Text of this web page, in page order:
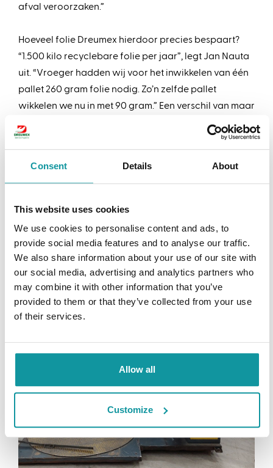
Consent Details About
This website uses cookies
We use cookies to personalise content and ads, to
provide social media features and to analyse our traffic.
We also share information about your use of our site with
our social media, advertising and analytics partners who
may combine it with other information that you’ve
provided to them or that they’ve collected from your use
of their services.
Allow all
Customize
afval veroorzaken.”
Hoeveel folie Dreumex hierdoor precies bespaart?
“1.500 kilo recyclebare folie per jaar”, legt Jan Nauta
uit. “Vroeger hadden wij voor het inwikkelen van één
pallet 260 gram folie nodig. Zo’n zelfde pallet
wikkelen we nu in met 90 gram.” Een verschil van maar
week na week.